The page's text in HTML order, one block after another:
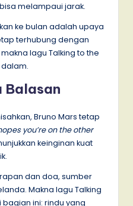
melampaui jarak.
ke bulan adalah upaya
terhubung dengan
lagu Talking to the
Balasan
Bruno Mars tetap
you’re on the other
keinginan kuat
dan doa, sumber
Makna lagu Talking
ini: rindu yang